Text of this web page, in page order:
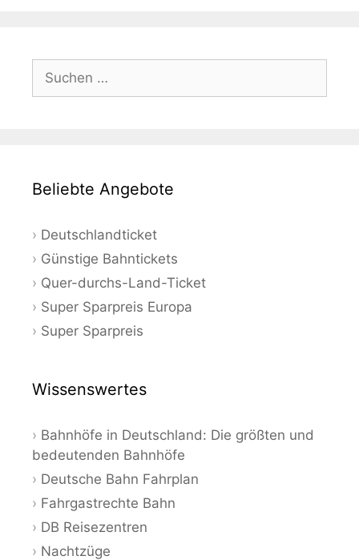
nach:
Beliebte Angebote
Deutschlandticket
Günstige Bahntickets
Quer-durchs-Land-Ticket
Super Sparpreis Europa
Super Sparpreis
Wissenswertes
Bahnhöfe in Deutschland: Die größten und
bedeutenden Bahnhöfe
Deutsche Bahn Fahrplan
Fahrgastrechte Bahn
DB Reisezentren
Nachtzüge